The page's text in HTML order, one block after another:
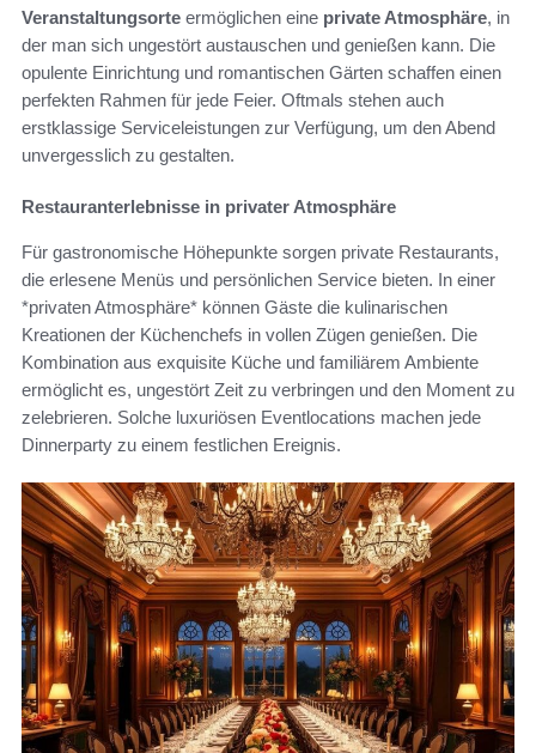
Veranstaltungsorte ermöglichen eine private Atmosphäre, in
der man sich ungestört austauschen und genießen kann. Die
opulente Einrichtung und romantischen Gärten schaffen einen
perfekten Rahmen für jede Feier. Oftmals stehen auch
erstklassige Serviceleistungen zur Verfügung, um den Abend
unvergesslich zu gestalten.
Restauranterlebnisse in privater Atmosphäre
Für gastronomische Höhepunkte sorgen private Restaurants,
die erlesene Menüs und persönlichen Service bieten. In einer
*privaten Atmosphäre* können Gäste die kulinarischen
Kreationen der Küchenchefs in vollen Zügen genießen. Die
Kombination aus exquisite Küche und familiärem Ambiente
ermöglicht es, ungestört Zeit zu verbringen und den Moment zu
zelebrieren. Solche luxuriösen Eventlocations machen jede
Dinnerparty zu einem festlichen Ereignis.